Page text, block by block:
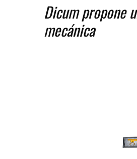
Dicum propone
mecánica